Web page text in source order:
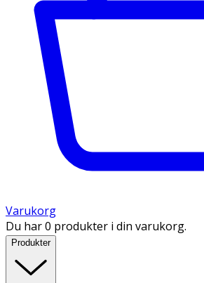
Varukorg
Du har 0 produkter i din varukorg.
Produkter